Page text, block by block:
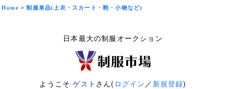
Home >制服単品(上衣・スカート・鞄・小物など)
日本最大の制服オークション
ようこそゲスト さん( ログイン ／ 新規登録)